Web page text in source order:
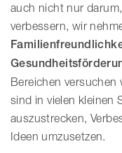
auch nicht nur
verbessern, wir
Bereichen
sind in vielen kleinen
auszustrecken,
Ideen umzusetzen.